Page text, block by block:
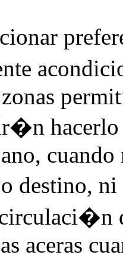
hacerlo
cuando
destino,
aceras